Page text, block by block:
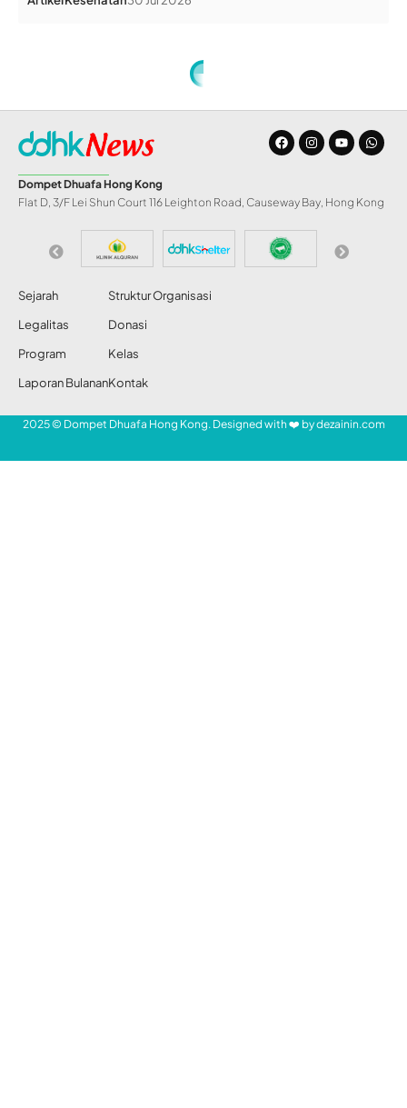
Muslim Sisilia Italia Segera Punya Masjid Besar
INFO DD
Muslim Sisilia Italia
Segera Punya Masjid
Besar
31 Jan 2012
264 Views
Share